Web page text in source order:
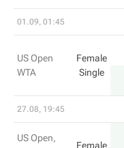
01.09, 01:45
US Open
WTA
Female
Single
27.08, 19:45
US Open,
Female